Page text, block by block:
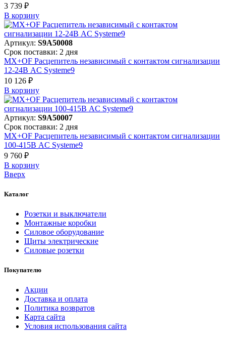
3 739 ₽
В корзинy
Артикул: S9A50008
Срок поставки: 2 дня
MX+OF Расцепитель независимый с контактом сигнализации
12-24В AC Systeme9
10 126 ₽
В корзинy
Артикул: S9A50007
Срок поставки: 2 дня
MX+OF Расцепитель независимый с контактом сигнализации
100-415В AC Systeme9
9 760 ₽
В корзинy
Вверх
Каталог
Розетки и выключатели
Монтажные коробки
Силовое оборудование
Щиты электрические
Силовые розетки
Покупателю
Акции
Доставка и оплата
Политика возвратов
Карта сайта
Условия использования сайта